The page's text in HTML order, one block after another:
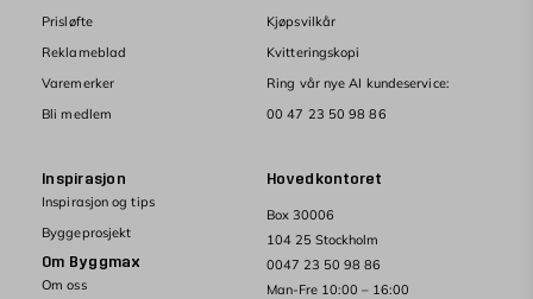
Hovedkontoret
Box 30006
104 25 Stockholm
0047 23 50 98 86
Man-Fre 10:00 – 16:00
Prisløfte
Reklameblad
Varemerker
Bli medlem
Kjøpsvilkår
Kvitteringskopi
Ring vår nye AI kundeservice:
00 47 23 50 98 86
Inspirasjon
Inspirasjon og tips
Byggeprosjekt
Om Byggmax
Om oss